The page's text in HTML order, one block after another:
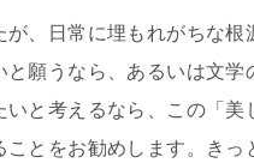
が、日常に埋もれがちな根
と願うなら、あるいは文学
いと考えるなら、この「美
ことをお勧めします。きっ